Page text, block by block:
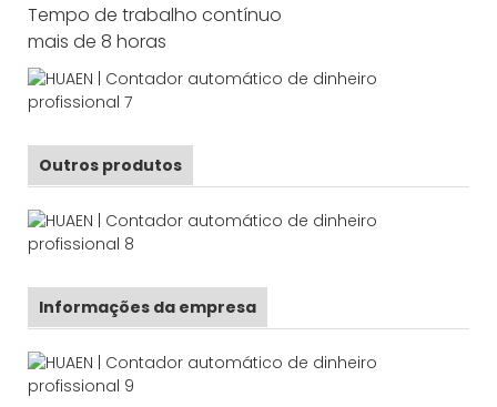
Tempo de trabalho contínuo
mais de 8 horas
Outros produtos
Informações da empresa